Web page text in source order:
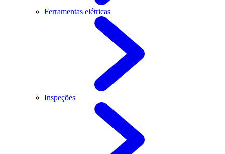
Ferramentas elétricas
Inspeções